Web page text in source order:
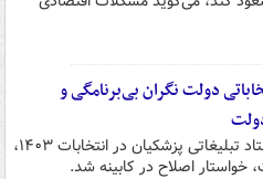
دولت نگران بی‌برنامگی و
قائم‌مقام ستاد تبلیغاتی پزشکیان در انتخابات ۱۴۰۳،
خواستار اصلاح در کابینه شد.